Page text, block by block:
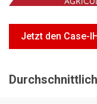
Jetzt den Case-